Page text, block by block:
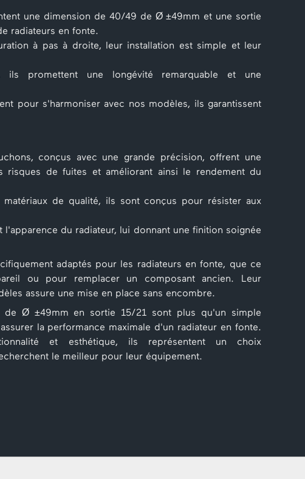
une dimension de 40/49 de Ø ±49mm et une sortie
radiateurs en fonte.
à pas à droite, leur installation est simple et leur
ils promettent une longévité remarquable et une
pour s'harmoniser avec nos modèles, ils garantissent
conçus avec une grande précision, offrent une
risques de fuites et améliorant ainsi le rendement du
de qualité, ils sont conçus pour résister aux
l'apparence du radiateur, lui donnant une finition soignée
adaptés pour les radiateurs en fonte, que ce
ou pour remplacer un composant ancien. Leur
assure une mise en place sans encombre.
Ø ±49mm en sortie 15/21 sont plus qu'un simple
la performance maximale d'un radiateur en fonte.
et esthétique, ils représentent un choix
le meilleur pour leur équipement.